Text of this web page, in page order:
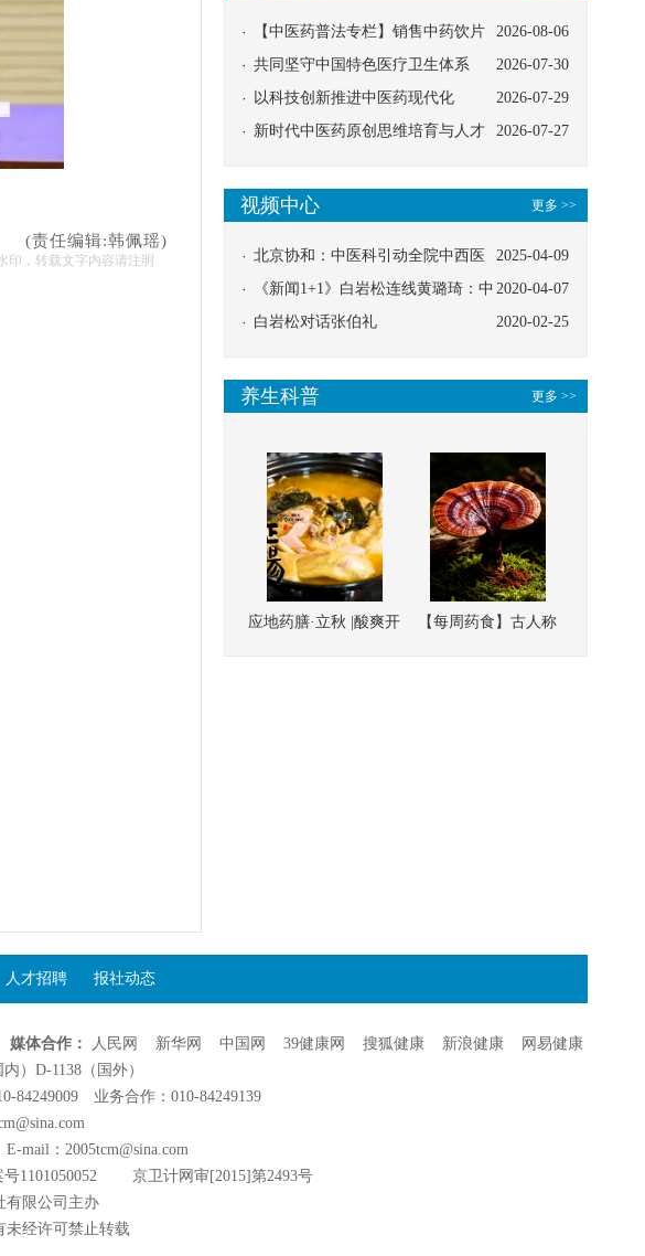
(责任编辑:韩佩瑶)
印，转载文字内容请注明
2026-08-06
【中医药普法专栏】销售中药饮片
应告知煎服方法及注意事项
2026-07-30
共同坚守中国特色医疗卫生体系
2026-07-29
以科技创新推进中医药现代化
2026-07-27
新时代中医药原创思维培育与人才
更多 >>
视频中心
2025-04-09
北京协和：中医科引动全院中西医
协同
2020-04-07
《新闻1+1》白岩松连线黄璐琦：中
医救治的临床效果
2020-02-25
白岩松对话张伯礼
更多 >>
养生科普
应地药膳·立秋 |酸爽开
【每周药食】古人称
人才招聘 报社动态
媒体合作： 人民网 新华网 中国网 39健康网 搜狐健康 新浪健康
网易健康
）D-1138（国外）
业务合作：010-84249139
mail：2005tcm@sina.com
1101050052 京卫计网审[2015]第2493号
有限公司主办
未经许可禁止转载